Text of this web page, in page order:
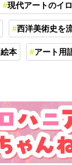
現代アートのイ
西洋美術史を
絵本 アート用